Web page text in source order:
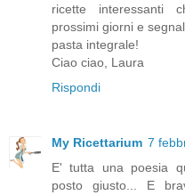
ricette interessanti
prossimi giorni e
pasta integrale!
Ciao ciao, Laura
Rispondi
My Ricettarium 7
E' tutta una poesia
posto giusto... E